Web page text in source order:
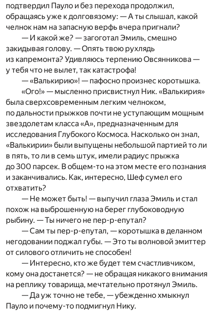
подтвердил Пауло и без перехода продолжил,
обращаясь уже к долговязому: — А ты слышал, какой
челнок нам на запасную верфь вчера пригнали?
— И какой же? — загоготал Эмиль, смешно
закидывая голову. — Опять твою рухлядь
из капремонта? Удивляюсь терпению Овсянникова —
у тебя что не вылет, так катастрофа!
— «Валькирию»! — пафосно произнес коротышка.
«Ого!» — мысленно присвистнул Ник. «Валькирия»
была сверхсовременным легким челноком,
по дальности прыжков почти не уступающим мощным
звездолетам класса «А», предназначенным для
исследования Глубокого Космоса. Насколько он знал,
«Валькирии» были выпущены небольшой партией то ли
в пять, то ли в семь штук, имели радиус прыжка
до 300 парсек. В общем-то на этом месте его познания
и заканчивались. Как, интересно, Шеф сумел его
отхватить?
— Не может быть! — выпучил глаза Эмиль и стал
похож на выброшенную на берег глубоководную
рыбину. — Ты ничего не пер-р-епутал?
— Сам ты пер-р-епутал, — коротышка в деланном
негодовании поджал губы. — Это ты волновой эмиттер
от силового отличить не способен!
— Интересно, кто же будет тем счастливчиком,
кому она достанется? — не обращая никакого внимания
на реплику товарища, мечтательно протянул Эмиль.
— Да уж точно не тебе, — убежденно хмыкнул
Пауло и почему-то подмигнул Нику.